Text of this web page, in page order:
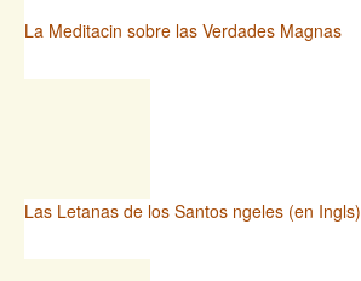
La Meditacin sobre las Verdades Magnas
Las Letanas de los Santos ngeles (en Ingls)